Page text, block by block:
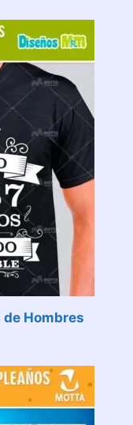
Hombres